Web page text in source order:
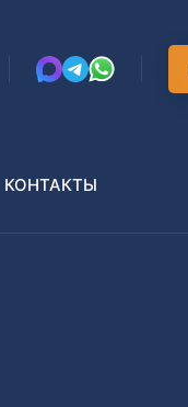
КОНТАКТЫ